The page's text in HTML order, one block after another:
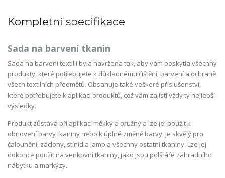
Kompletní specifikace
Sada na barvení tkanin
Sada na barvení textilií byla navržena tak, aby vám poskytla všechny
produkty, které potřebujete k důkladnému čištění, barvení a ochraně
všech textilních předmětů. Obsahuje také veškeré příslušenství,
které potřebujete k aplikaci produktů, což vám zajistí vždy ty nejlepší
výsledky.
Produkt zůstává při aplikaci měkký a pružný a lze jej použít k
obnovení barvy tkaniny nebo k úplné změně barvy. Je skvělý pro
čalounění, záclony, stínidla lamp a všechny ostatní tkaniny. Lze jej
dokonce použít na venkovní tkaniny, jako jsou polštáře zahradního
nábytku a markýzy.